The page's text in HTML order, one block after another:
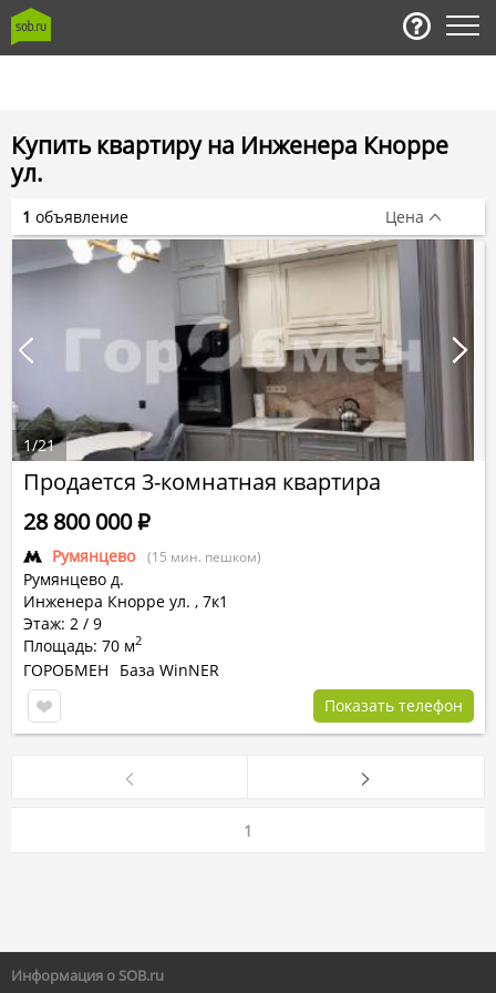
Купить квартиру на Инженера Кнорре
ул.
Продается 3-комнатная квартира
Румянцево (15 мин. пешком)
Румянцево д.
Инженера Кнорре ул. , 7к1
Этаж: 2 / 9
Площадь: 70 м2
28 800 000Р
ГОРОБМЕН
База WinNER
Показать телефон
1/21
1 объявление Цена
1
Информация о SOB.ru